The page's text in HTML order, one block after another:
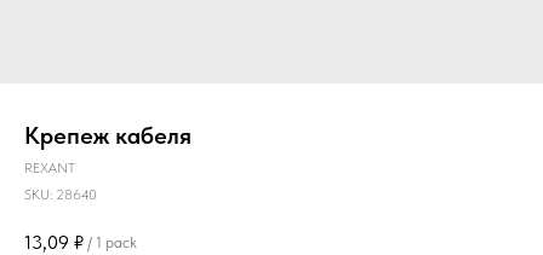
Крепеж кабеля
REXANT
SKU: 28640
13,09 ₽ / 1 pack